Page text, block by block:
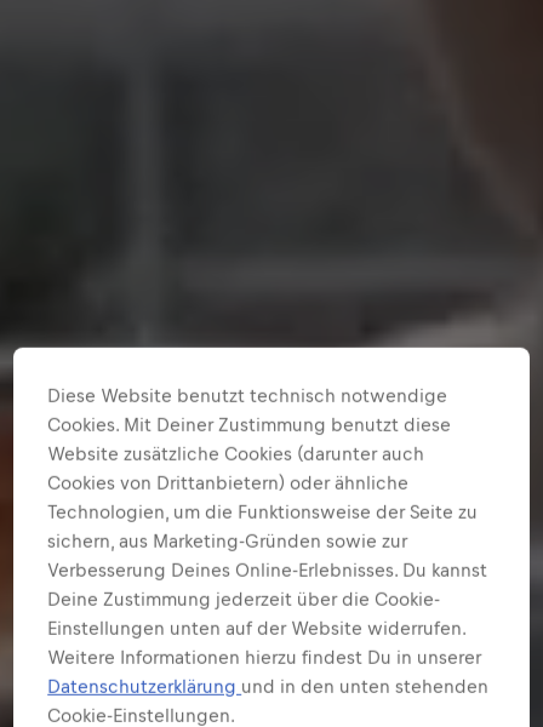
Diese Website benutzt technisch notwendige
Cookies. Mit Deiner Zustimmung benutzt diese
Website zusätzliche Cookies (darunter auch
Cookies von Drittanbietern) oder ähnliche
Technologien, um die Funktionsweise der Seite zu
sichern, aus Marketing-Gründen sowie zur
Verbesserung Deines Online-Erlebnisses. Du kannst
Deine Zustimmung jederzeit über die Cookie-
Einstellungen unten auf der Website widerrufen.
Weitere Informationen hierzu findest Du in unserer
Datenschutzerklärung und in den unten stehenden
Cookie-Einstellungen.